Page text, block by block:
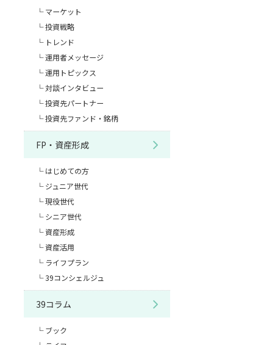
マーケット
投資戦略
トレンド
運用者メッセージ
運用トピックス
対談インタビュー
投資先パートナー
投資先ファンド・銘柄
FP・資産形成
はじめての方
ジュニア世代
現役世代
シニア世代
資産形成
資産活用
ライフプラン
39コンシェルジュ
39コラム
ブック